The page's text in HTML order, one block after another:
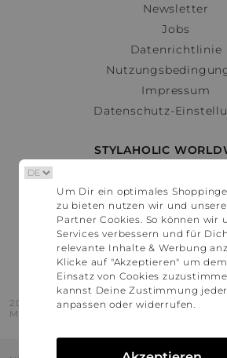
Newsletter
Jobs
Datenrichtlinie
Impressum
Datenschutz-
STYLAHOLIC
Österreich
Schweiz
France
United States
2016 - 2026 © Stylaholic.
Made for you with love in munich.
Um Dir ein optimales
zu bieten nutzen wir und unsere
Partner Cookies. So können wir
Services verbessern und für Dich
relevante Inhalte & Werbung
Klicke auf "Akzeptieren" um dem
Einsatz von Cookies
kannst Deine Zustimmung
anpassen oder widerrufen.